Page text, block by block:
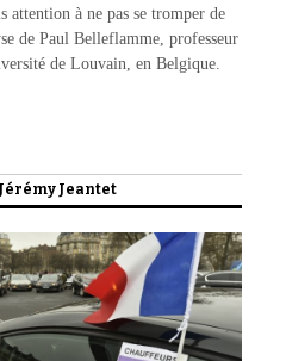
attention à ne pas se tromper de
de Paul Belleflamme, professeur
de Louvain, en Belgique.
Jérémy Jeantet